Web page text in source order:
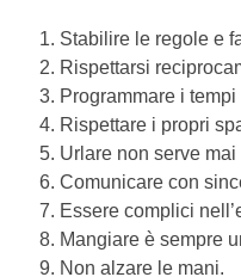
Stabilire le regole e
Rispettarsi
Programmare i
Rispettare i propri
Urlare non serve mai
Comunicare con
Essere complici
Mangiare è sempre
Non alzare le mani.